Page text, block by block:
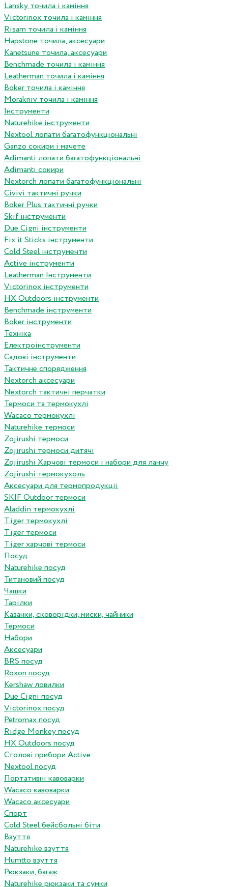
Lansky точила і каміння
Victorinox точила і каміння
Risam точила і каміння
Hapstone точила, аксесуари
Kanetsune точила, аксесуари
Benchmade точила і каміння
Leatherman точила і каміння
Boker точила і каміння
Morakniv точила і каміння
Інструменти
Naturehike інструменти
Nextool лопати багатофункціональні
Ganzo сокири і мачете
Adimanti лопати багатофункціональні
Adimanti сокири
Nextorch лопати багатофункціональні
Сivivi тактичні ручки
Boker Plus тактичні ручки
Skif інструменти
Due Cigni інструменти
Fix it Sticks інструменти
Сold Steel інструменти
Active інструменти
Leatherman Інструменти
Victorinox інструменти
HX Outdoors інструменти
Benchmade інструменти
Boker інструменти
Техніка
Електроінструменти
Садові інструменти
Тактичне спорядження
Nextorch аксесуари
Nextorch тактичні перчатки
Термоси та термокухлі
Wacaco термокухлі
Naturehike термоси
Zojirushi термоси
Zojirushi термоси дитячі
Zojirushi Харчові термоси і набори для ланчу
Zojirushi термокухоль
Аксесуари для термопродукціі
SKIF Outdoor термоси
Aladdin термокухлі
Tiger термокухлі
Tiger термоси
Tiger харчові термоси
Посуд
Naturehike посуд
Титановий посуд
Чашки
Тарілки
Казанки, сковорідки, миски, чайники
Термоси
Набори
Аксесуари
BRS посуд
Roxon посуд
Kershaw ловилки
Due Cigni посуд
Victorinox посуд
Petromax посуд
Ridge Monkey посуд
HX Outdoors посуд
Столові прибори Active
Nextool посуд
Портативні кавоварки
Wacaco кавоварки
Wacaco аксесуари
Спорт
Cold Steel бейсбольні біти
Взуття
Naturehike взуття
Humtto взуття
Рюкзаки, багаж
Naturehike рюкзаки та сумки